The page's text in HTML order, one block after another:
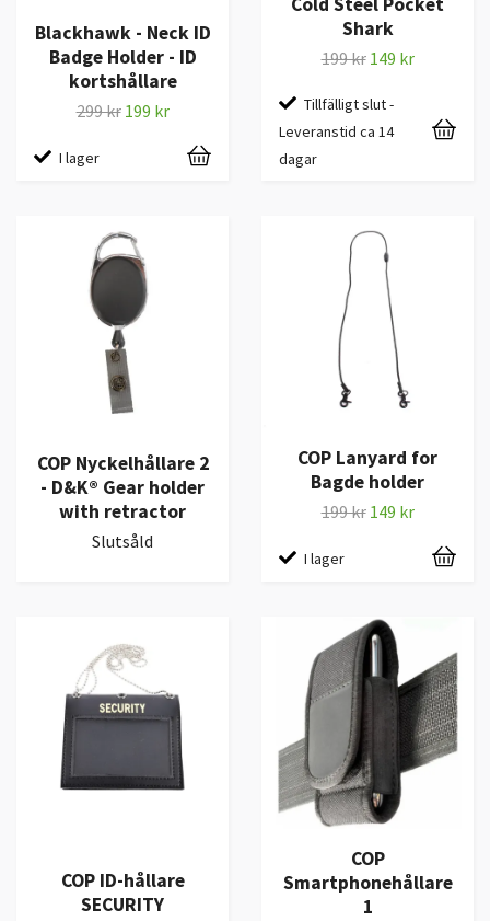
Blackhawk - Neck ID
Badge Holder - ID
kortshållare
299 kr 199 kr
I lager
Shark
199 kr 149 kr
Tillfälligt slut -
Leveranstid ca 14
dagar
COP Nyckelhållare 2
- D&K® Gear holder
with retractor
Slutsåld
COP Lanyard for
Bagde holder
199 kr 149 kr
I lager
COP ID-hållare
SECURITY
COP
Smartphonehållare
1